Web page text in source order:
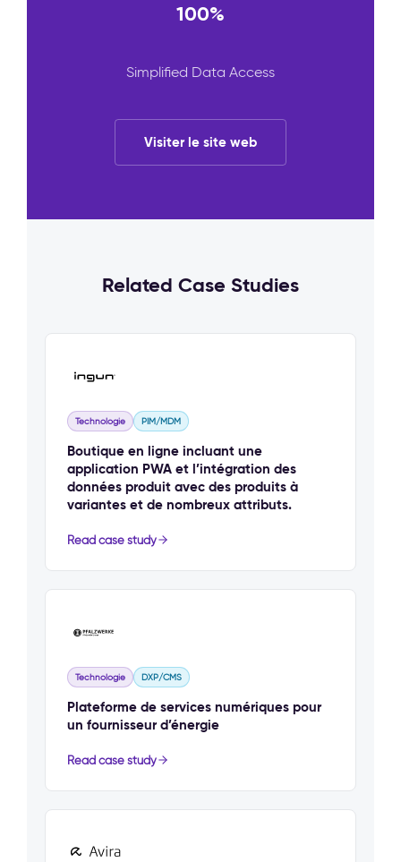
100%
Simplified Data Access
Visiter le site web
Related Case Studies
Technologie PIM/MDM
Boutique en ligne incluant une
application PWA et l’intégration des
données produit avec des produits à
variantes et de nombreux attributs.
Read case study
Technologie DXP/CMS
Plateforme de services numériques pour
un fournisseur d’énergie
Read case study